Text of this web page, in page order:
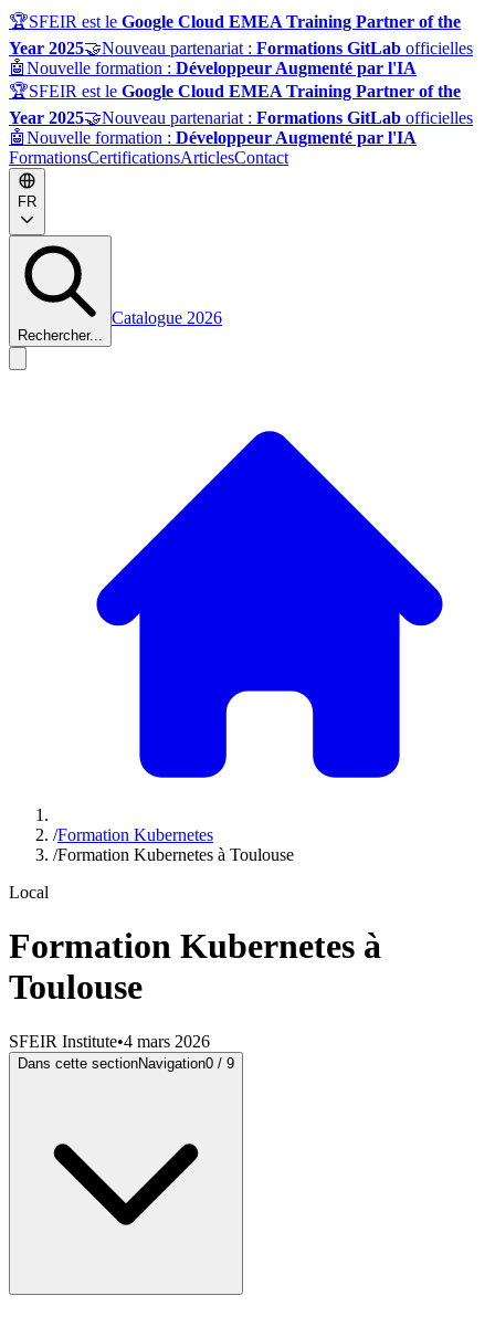
🏆SFEIR est le Google Cloud EMEA Training Partner of the
Year 2025🤝Nouveau partenariat : Formations GitLab officielles
🤖Nouvelle formation : Développeur Augmenté par l'IA
🏆SFEIR est le Google Cloud EMEA Training Partner of the
Year 2025🤝Nouveau partenariat : Formations GitLab officielles
🤖Nouvelle formation : Développeur Augmenté par l'IA
FormationsCertificationsArticlesContact
FR
Rechercher...
Catalogue 2026
/Formation Kubernetes
/Formation Kubernetes à Toulouse
Local
Formation Kubernetes à
Toulouse
SFEIR Institute•4 mars 2026
Dans cette sectionNavigation0 / 9